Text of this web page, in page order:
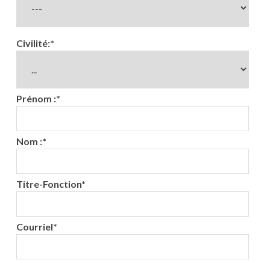
Civilité:*
Prénom :*
Nom :*
Titre-Fonction*
Courriel*